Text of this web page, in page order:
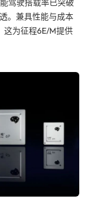
驾驶搭载率已突破
。兼具性能与成本
这为征程6E/M提供